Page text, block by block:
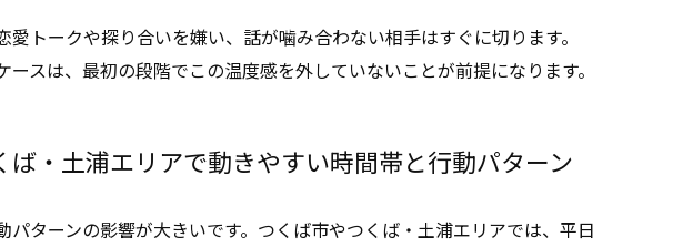
愛トークや探り合いを嫌い、話が噛み合わない相手はすぐに切ります。
ースは、最初の段階でこの温度感を外していないことが前提になります。
ば・土浦エリアで動きやすい時間帯と行動パターン
パターンの影響が大きいです。つくば市やつくば・土浦エリアでは、平日